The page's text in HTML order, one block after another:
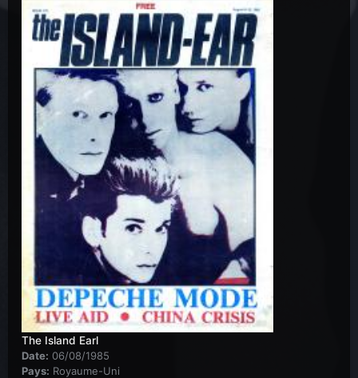
The Island Earl
Date: 06/08/1985
Pays: Royaume-Uni